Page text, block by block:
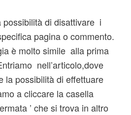
possibilità di disattivare i
pagina o commento.
è molto simile alla prima
nell’articolo,dove
la possibilità di effettuare
a cliccare la casella
’ che si trova in altro